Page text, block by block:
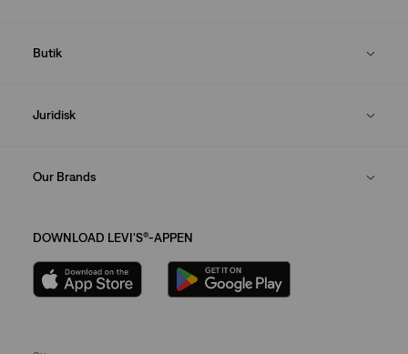
Butik
Juridisk
Our Brands
DOWNLOAD LEVI'S®-APPEN